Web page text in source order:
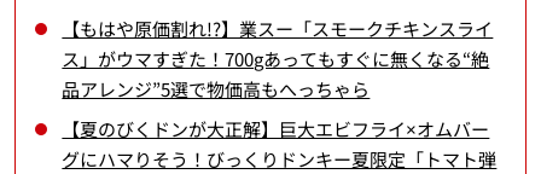
【もはや原価割れ!?】業スー「スモークチキンスライ
ス」がウマすぎた！700gあってもすぐに無くなる“絶
品アレンジ”5選で物価高もへっちゃら
【夏のびくドンが大正解】巨大エビフライ×オムバー
グにハマりそう！びっくりドンキー夏限定「トマト弾